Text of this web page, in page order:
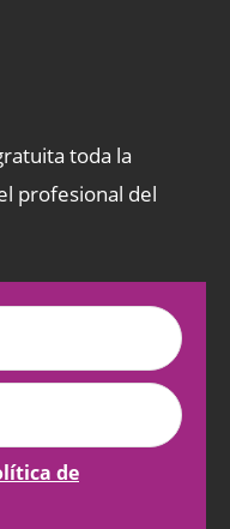
toda la
profesional del
de